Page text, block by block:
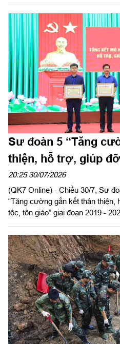
Phó Chính ủy Quân khu chủ trì
Sư đoàn 5 “Tăng
thiện, hỗ trợ, giúp
tôn giáo” trên địa
20:25 30/07/2026
(QK7 Online) - Chiều 30/7, Sư
“Tăng cường gắn kết thân thiện,
tộc, tôn giáo” giai đoạn 2019 -